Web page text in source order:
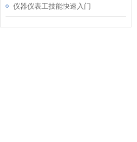
仪器仪表工技能快速入门